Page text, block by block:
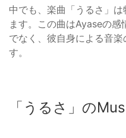
中でも、楽曲「うるさ」
ます。この曲はAyaseの
でなく、彼自身による音
す。
「うるさ」の